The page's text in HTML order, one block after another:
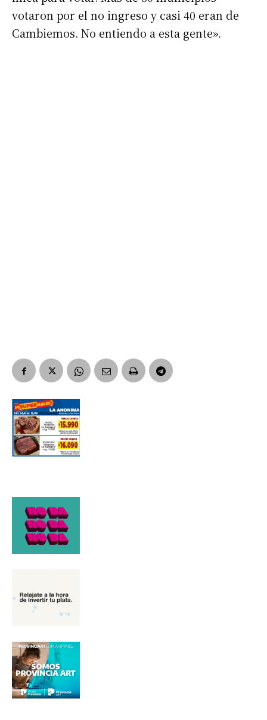
votaron por el no ingreso y casi 40 eran de
Cambiemos. No entiendo a esta gente».